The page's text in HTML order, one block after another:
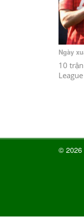
Ngày
10
League
© 2026